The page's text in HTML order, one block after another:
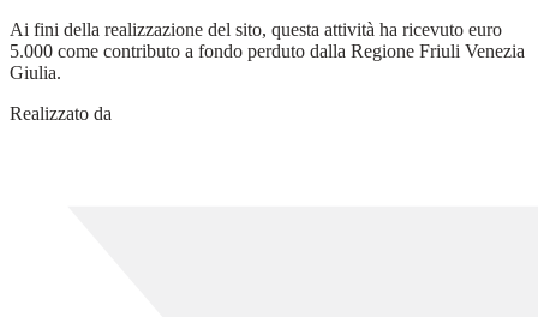
Ai fini della realizzazione del sito, questa attività ha ricevuto euro
5.000 come contributo a fondo perduto dalla Regione Friuli Venezia
Giulia.
Realizzato da